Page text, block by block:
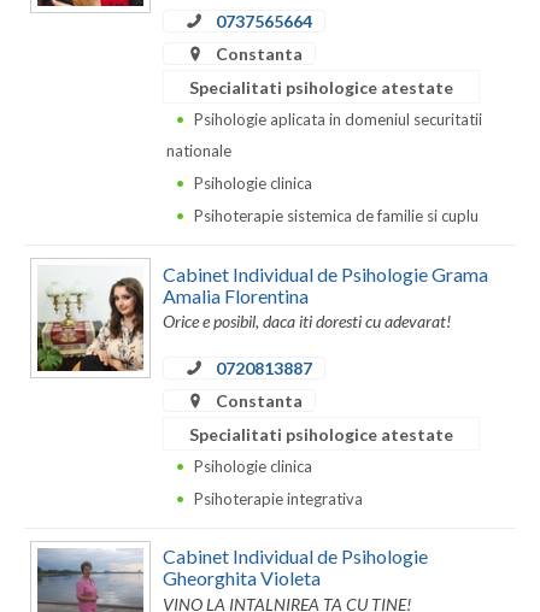
Vaslui
0737565664
Constanta
Specialitati psihologice atestate
Psihologie aplicata in domeniul securitatii
nationale
Psihologie clinica
Psihoterapie sistemica de familie si cuplu
Cabinet Individual de Psihologie Grama
Amalia Florentina
Orice e posibil, daca iti doresti cu adevarat!
0720813887
Constanta
Specialitati psihologice atestate
Psihologie clinica
Psihoterapie integrativa
Cabinet Individual de Psihologie
Gheorghita Violeta
VINO LA INTALNIREA TA CU TINE!